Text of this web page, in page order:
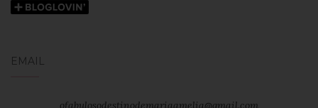
EMAIL
ofabulosodestinodemariaamelia@gmail.com